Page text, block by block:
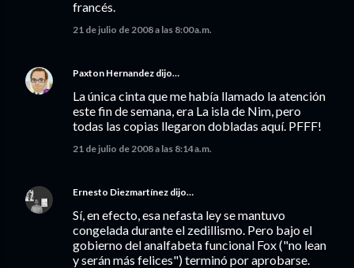
francés.
21 de julio de 2008 a las 8:00 a.m.
Paxton Hernandez dijo…
La única cinta que me había llamado la atención
este fin de semana, era La isla de Nim, pero
todas las copias llegaron dobladas aquí. PFFF!
21 de julio de 2008 a las 8:14 a.m.
Ernesto Diezmartínez dijo…
Sí, en efecto, esa nefasta ley se mantuvo
congelada durante el zedillismo. Pero bajo el
gobierno del analfabeta funcional Fox ("no lean
y serán más felices") terminó por aprobarse.